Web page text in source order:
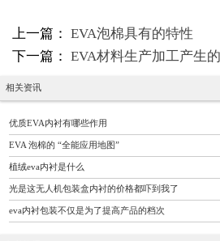
上一篇： EVA泡棉具有的特性
下一篇： EVA材料生产加工产生
相关资讯
优质EVA内衬有哪些作用
EVA 泡棉的 “全能应用地图”
植绒eva内衬是什么
光是这无人机包装盒内衬的价格都吓到我了
eva内衬包装不仅是为了提高产品的档次